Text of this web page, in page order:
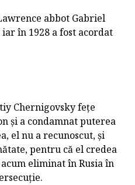
abbot Gabriel
în 1928 a fost acordat
Chernigovsky fețe
și a condamnat puterea
el nu a recunoscut, și
pentru că el credea
eliminat în Rusia în